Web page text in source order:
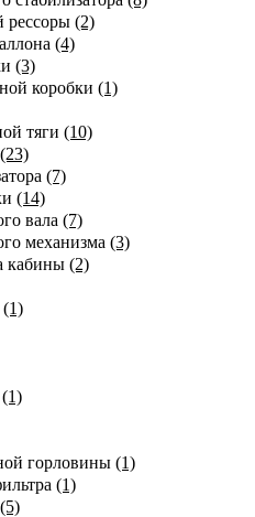
рессоры (2)
(4)
(3)
коробки (1)
тяги (10)
(23)
(7)
(14)
вала (7)
механизма (3)
кабины (2)
(1)
(1)
горловины (1)
(1)
(5)